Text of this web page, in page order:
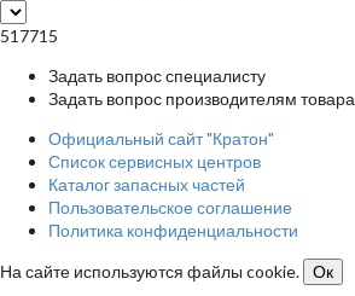
517715
Задать вопрос специалисту
Задать вопрос производителям товара
Официальный сайт "Кратон"
Список сервисных центров
Каталог запасных частей
Пользовательское соглашение
Политика конфиденциальности
На сайте используются файлы cookie.
Ок